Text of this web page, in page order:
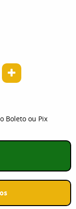
Boleto ou Pix